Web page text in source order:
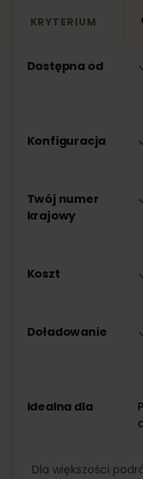
KRYTERIUM
Dostępna od
Konfiguracja
Twój numer
krajowy
Koszt
Doładowanie
Idealna dla
Dla większości